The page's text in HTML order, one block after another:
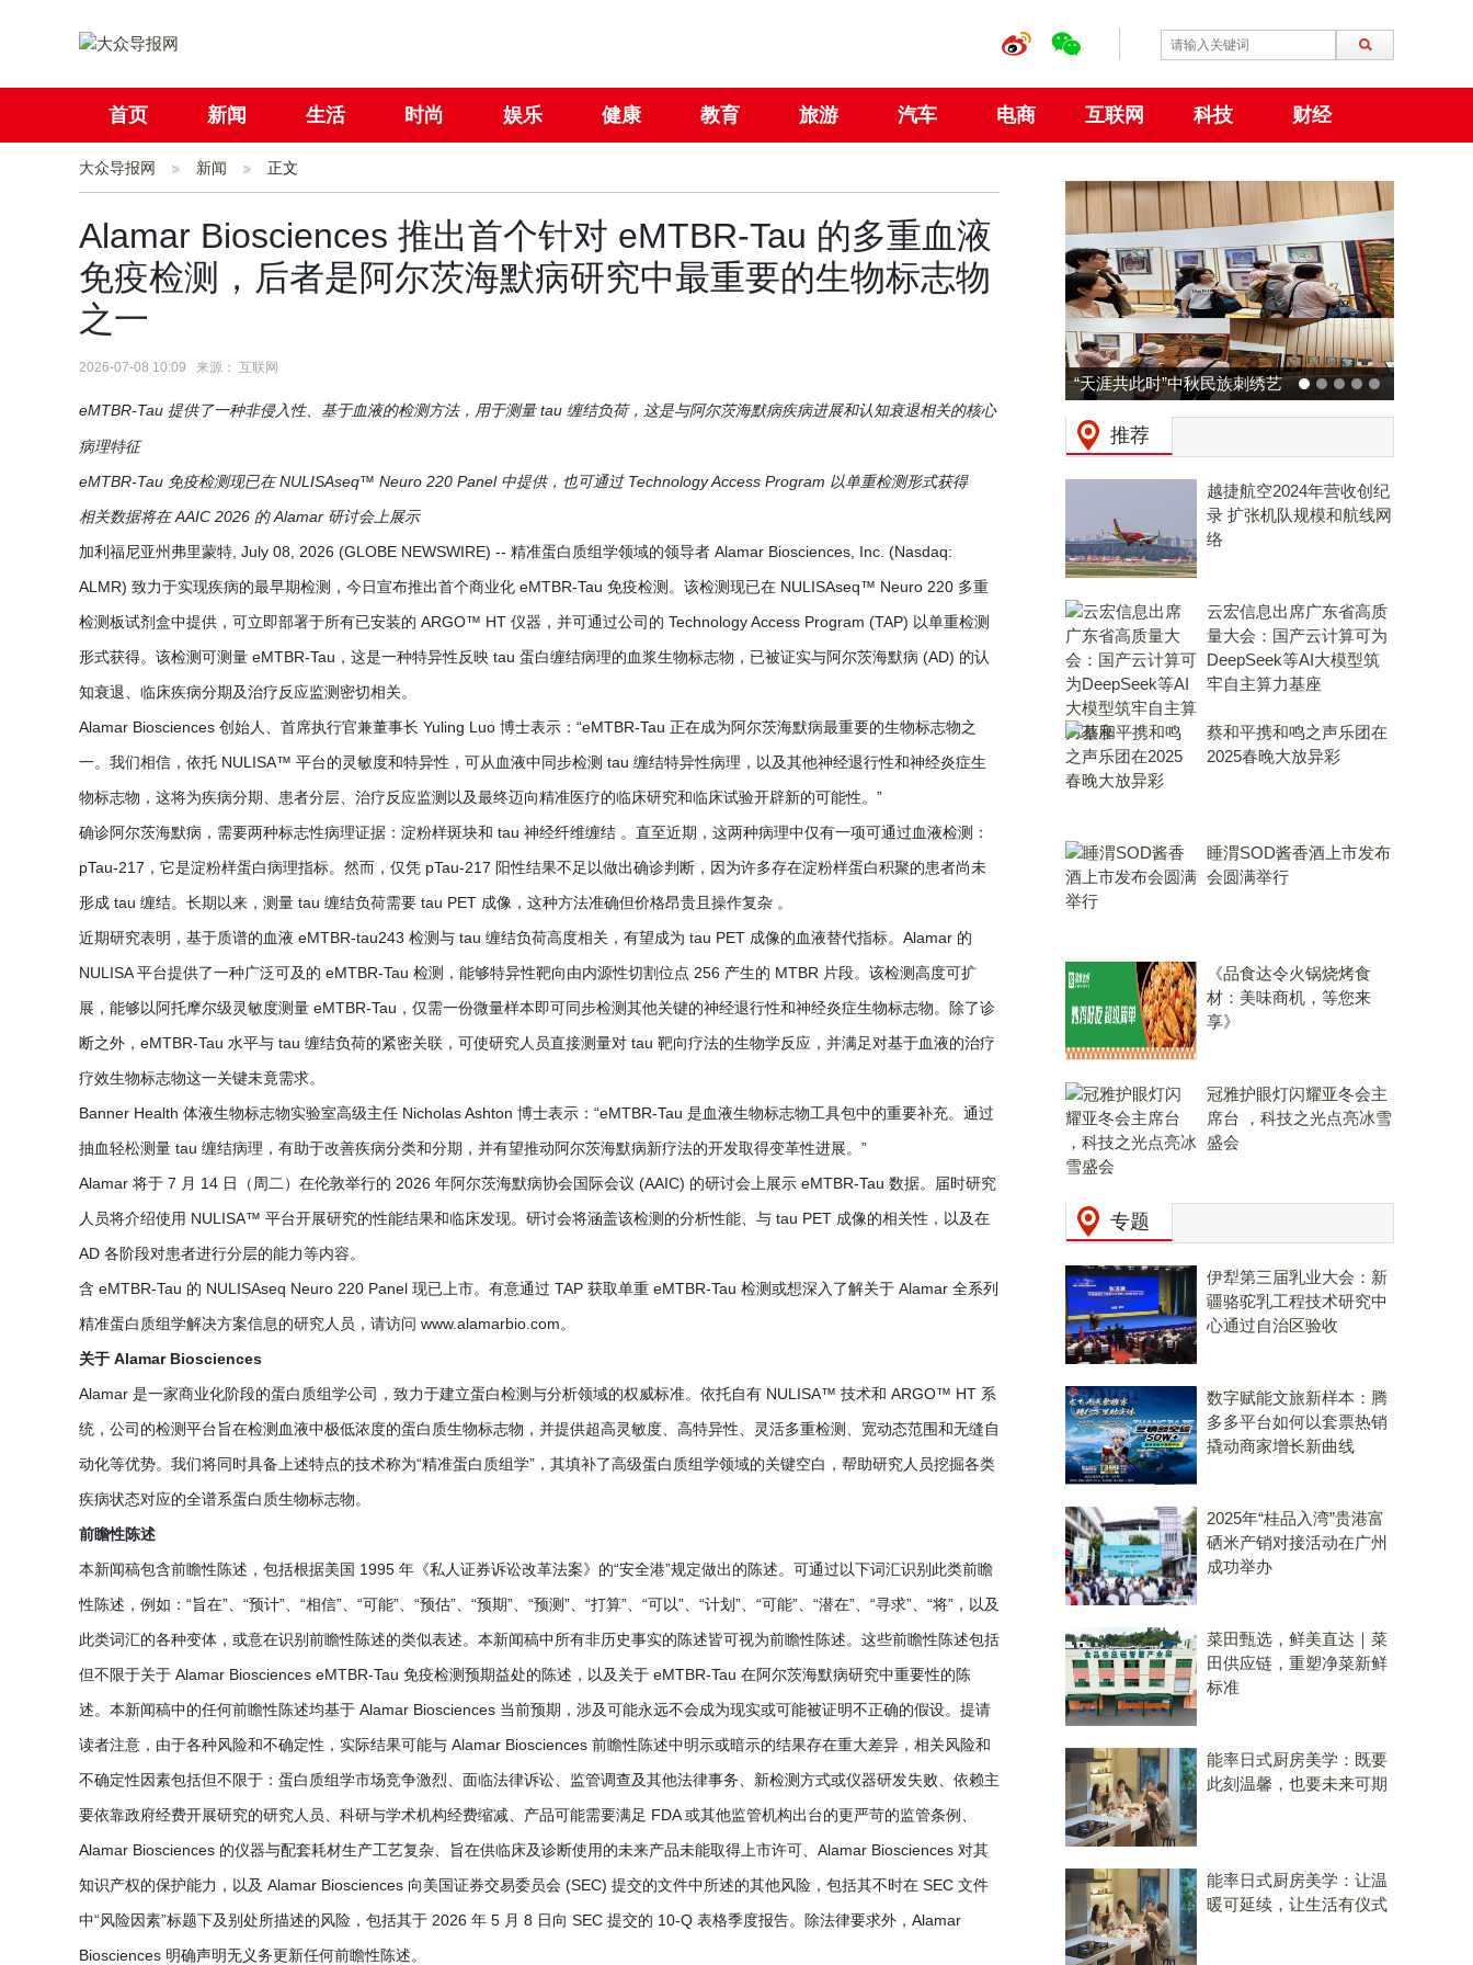
首页 新闻 生活 时尚 娱乐 健康 教育 旅游 汽车 电商 互联网 科技 财经
社会 国际
大众导报网 新闻 正文
Alamar Biosciences 推出首个针对 eMTBR-Tau 的多重血液
免疫检测，后者是阿尔茨海默病研究中最重要的生物标志物
之一
2026-07-08 10:09 来源： 互联网
eMTBR-Tau 提供了一种非侵入性、基于血液的检测方法，用于测量 tau 缠结负荷，这是与阿尔茨海默病疾病进展和认知衰退相关的核心
病理特征
eMTBR-Tau 免疫检测现已在 NULISAseq™ Neuro 220 Panel 中提供，也可通过 Technology Access Program 以单重检测形式获得
相关数据将在 AAIC 2026 的 Alamar 研讨会上展示
加利福尼亚州弗里蒙特, July 08, 2026 (GLOBE NEWSWIRE) -- 精准蛋白质组学领域的领导者 Alamar Biosciences, Inc. (Nasdaq:
ALMR) 致力于实现疾病的最早期检测，今日宣布推出首个商业化 eMTBR-Tau 免疫检测。该检测现已在 NULISAseq™ Neuro 220 多重
检测板试剂盒中提供，可立即部署于所有已安装的 ARGO™ HT 仪器，并可通过公司的 Technology Access Program (TAP) 以单重检测
形式获得。该检测可测量 eMTBR-Tau，这是一种特异性反映 tau 蛋白缠结病理的血浆生物标志物，已被证实与阿尔茨海默病 (AD) 的认
知衰退、临床疾病分期及治疗反应监测密切相关。
Alamar Biosciences 创始人、首席执行官兼董事长 Yuling Luo 博士表示：“eMTBR-Tau 正在成为阿尔茨海默病最重要的生物标志物之
一。我们相信，依托 NULISA™ 平台的灵敏度和特异性，可从血液中同步检测 tau 缠结特异性病理，以及其他神经退行性和神经炎症生
物标志物，这将为疾病分期、患者分层、治疗反应监测以及最终迈向精准医疗的临床研究和临床试验开辟新的可能性。”
确诊阿尔茨海默病，需要两种标志性病理证据：淀粉样斑块和 tau 神经纤维缠结 。直至近期，这两种病理中仅有一项可通过血液检测：
pTau-217，它是淀粉样蛋白病理指标。然而，仅凭 pTau-217 阳性结果不足以做出确诊判断，因为许多存在淀粉样蛋白积聚的患者尚未
形成 tau 缠结。长期以来，测量 tau 缠结负荷需要 tau PET 成像，这种方法准确但价格昂贵且操作复杂 。
近期研究表明，基于质谱的血液 eMTBR-tau243 检测与 tau 缠结负荷高度相关，有望成为 tau PET 成像的血液替代指标。Alamar 的
NULISA 平台提供了一种广泛可及的 eMTBR-Tau 检测，能够特异性靶向由内源性切割位点 256 产生的 MTBR 片段。该检测高度可扩
展，能够以阿托摩尔级灵敏度测量 eMTBR-Tau，仅需一份微量样本即可同步检测其他关键的神经退行性和神经炎症生物标志物。除了诊
断之外，eMTBR-Tau 水平与 tau 缠结负荷的紧密关联，可使研究人员直接测量对 tau 靶向疗法的生物学反应，并满足对基于血液的治疗
疗效生物标志物这一关键未竟需求。
Banner Health 体液生物标志物实验室高级主任 Nicholas Ashton 博士表示：“eMTBR-Tau 是血液生物标志物工具包中的重要补充。通过
抽血轻松测量 tau 缠结病理，有助于改善疾病分类和分期，并有望推动阿尔茨海默病新疗法的开发取得变革性进展。”
Alamar 将于 7 月 14 日（周二）在伦敦举行的 2026 年阿尔茨海默病协会国际会议 (AAIC) 的研讨会上展示 eMTBR-Tau 数据。届时研究
人员将介绍使用 NULISA™ 平台开展研究的性能结果和临床发现。研讨会将涵盖该检测的分析性能、与 tau PET 成像的相关性，以及在
AD 各阶段对患者进行分层的能力等内容。
含 eMTBR-Tau 的 NULISAseq Neuro 220 Panel 现已上市。有意通过 TAP 获取单重 eMTBR-Tau 检测或想深入了解关于 Alamar 全系列
精准蛋白质组学解决方案信息的研究人员，请访问 www.alamarbio.com。
关于 Alamar Biosciences
Alamar 是一家商业化阶段的蛋白质组学公司，致力于建立蛋白检测与分析领域的权威标准。依托自有 NULISA™ 技术和 ARGO™ HT 系
统，公司的检测平台旨在检测血液中极低浓度的蛋白质生物标志物，并提供超高灵敏度、高特异性、灵活多重检测、宽动态范围和无缝自
动化等优势。我们将同时具备上述特点的技术称为“精准蛋白质组学”，其填补了高级蛋白质组学领域的关键空白，帮助研究人员挖掘各类
疾病状态对应的全谱系蛋白质生物标志物。
前瞻性陈述
本新闻稿包含前瞻性陈述，包括根据美国 1995 年《私人证券诉讼改革法案》的“安全港”规定做出的陈述。可通过以下词汇识别此类前瞻
性陈述，例如：“旨在”、“预计”、“相信”、“可能”、“预估”、“预期”、“预测”、“打算”、“可以”、“计划”、“可能”、“潜在”、“寻求”、“将”，以及
此类词汇的各种变体，或意在识别前瞻性陈述的类似表述。本新闻稿中所有非历史事实的陈述皆可视为前瞻性陈述。这些前瞻性陈述包括
但不限于关于 Alamar Biosciences eMTBR-Tau 免疫检测预期益处的陈述，以及关于 eMTBR-Tau 在阿尔茨海默病研究中重要性的陈
述。本新闻稿中的任何前瞻性陈述均基于 Alamar Biosciences 当前预期，涉及可能永远不会成为现实或可能被证明不正确的假设。提请
读者注意，由于各种风险和不确定性，实际结果可能与 Alamar Biosciences 前瞻性陈述中明示或暗示的结果存在重大差异，相关风险和
不确定性因素包括但不限于：蛋白质组学市场竞争激烈、面临法律诉讼、监管调查及其他法律事务、新检测方式或仪器研发失败、依赖主
要依靠政府经费开展研究的研究人员、科研与学术机构经费缩减、产品可能需要满足 FDA 或其他监管机构出台的更严苛的监管条例、
Alamar Biosciences 的仪器与配套耗材生产工艺复杂、旨在供临床及诊断使用的未来产品未能取得上市许可、Alamar Biosciences 对其
知识产权的保护能力，以及 Alamar Biosciences 向美国证券交易委员会 (SEC) 提交的文件中所述的其他风险，包括其不时在 SEC 文件
中“风险因素”标题下及别处所描述的风险，包括其于 2026 年 5 月 8 日向 SEC 提交的 10-Q 表格季度报告。除法律要求外，Alamar
Biosciences 明确声明无义务更新任何前瞻性陈述。
“天涯共此时”中秋民族刺绣艺
术特展 在大阪世博会中国馆
成功举行
推荐
越捷航空2024年营收创纪
录 扩张机队规模和航线网
络
云宏信息出席广东省高质
量大会：国产云计算可为
DeepSeek等AI大模型筑
牢自主算力基座
蔡和平携和鸣之声乐团在
2025春晚大放异彩
睡渭SOD酱香酒上市发布
会圆满举行
《品食达令火锅烧烤食
材：美味商机，等您来
享》
冠雅护眼灯闪耀亚冬会主
席台 ，科技之光点亮冰雪
盛会
专题
伊犁第三届乳业大会：新
疆骆驼乳工程技术研究中
心通过自治区验收
数字赋能文旅新样本：腾
多多平台如何以套票热销
撬动商家增长新曲线
2025年“桂品入湾”贵港富
硒米产销对接活动在广州
成功举办
菜田甄选，鲜美直达｜菜
田供应链，重塑净菜新鲜
标准
能率日式厨房美学：既要
此刻温馨，也要未来可期
能率日式厨房美学：让温
暖可延续，让生活有仪式